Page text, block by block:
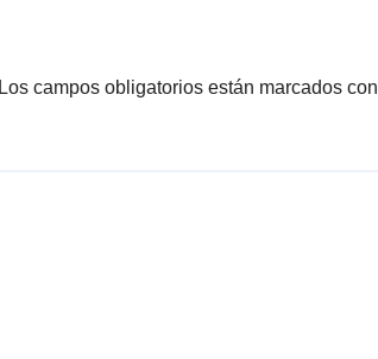
Los campos obligatorios están marcados con